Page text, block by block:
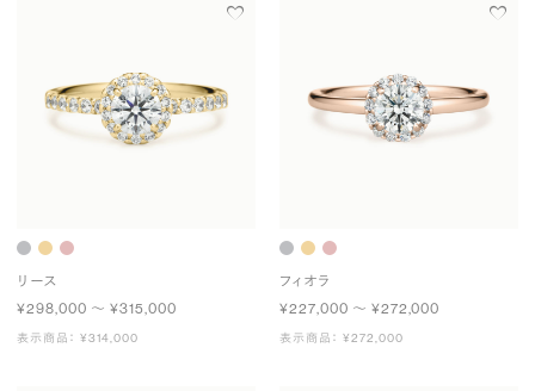
リース
¥298,000 〜 ¥315,000
表示商品： ¥314,000
フィオラ
¥227,000 〜 ¥272,000
表示商品： ¥272,000